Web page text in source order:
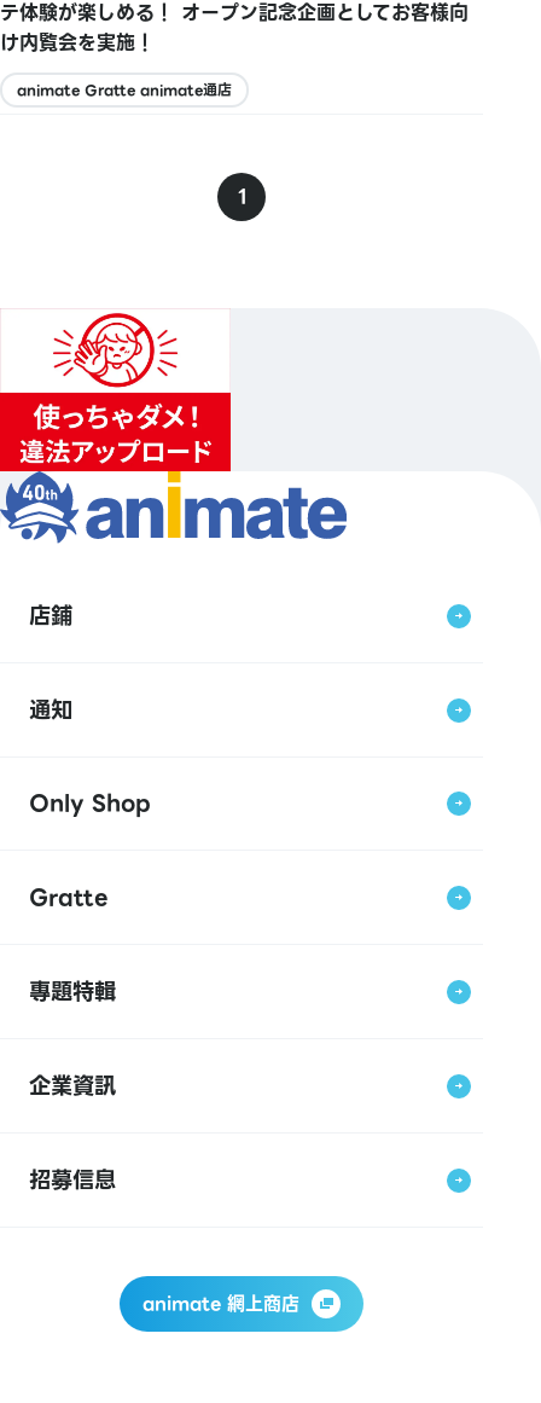
テ体験が楽しめる！ オープン記念企画としてお客様向
け内覧会を実施！
animate Gratte animate通店
1
店鋪
通知
Only Shop
Gratte
專題特輯
企業資訊
招募信息
animate 網上商店